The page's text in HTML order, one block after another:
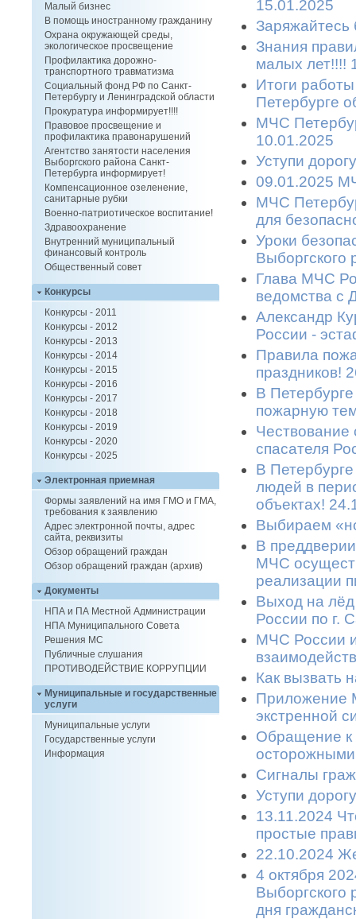
Малый бизнес
В помощь иностранному гражданину
Охрана окружающей среды,
экологическое просвещение
Профилактика дорожно-
транспортного травматизма
Социальный фонд РФ по Санкт-
Петербургу и Ленинградской области
Прокуратура информирует!!!!
Правовое просвещение и
профилактика правонарушений
Агентство занятости населения
Выборгского района Санкт-
Петербурга информирует!
Компенсационное озеленение,
санитарные рубки
Военно-патриотическое воспитание!
Здравоохранение
Внутренний муниципальный
финансовый контроль
Общественный совет
Конкурсы
Конкурсы - 2011
Конкурсы - 2012
Конкурсы - 2013
Конкурсы - 2014
Конкурсы - 2015
Конкурсы - 2016
Конкурсы - 2017
Конкурсы - 2018
Конкурсы - 2019
Конкурсы - 2020
Конкурсы - 2025
Электронная приемная
Формы заявлений на имя ГМО и ГМА,
требования к заявлению
Адрес электронной почты, адрес
сайта, реквизиты
Обзор обращений граждан
Обзор обращений граждан (архив)
Документы
НПА и ПА Местной Администрации
НПА Муниципального Совета
Решения МС
Публичные слушания
ПРОТИВОДЕЙСТВИЕ КОРРУПЦИИ
Муниципальные и государственные
услуги
Муниципальные услуги
Государственные услуги
Информация
15.01.2025
Заряжайтесь
Знания
малых лет!!!!
Итоги
Петербурге
МЧС
10.01.2025
Уступи
09.01.2025
МЧС
для
Уроки
Выборгского
Глава МЧС
ведомства с
Александр
России -
Правила
праздников!
В
пожарную
Чествование
спасателя
В
людей в
объектах!
Выбираем
В преддверии
МЧС
реализации
Выход на
России по г.
МЧС России
Как вызвать
Приложение
экстренной
Обращение к
Сигналы
Уступи
13.11.2024
простые
22.10.2024
4 октября
дня